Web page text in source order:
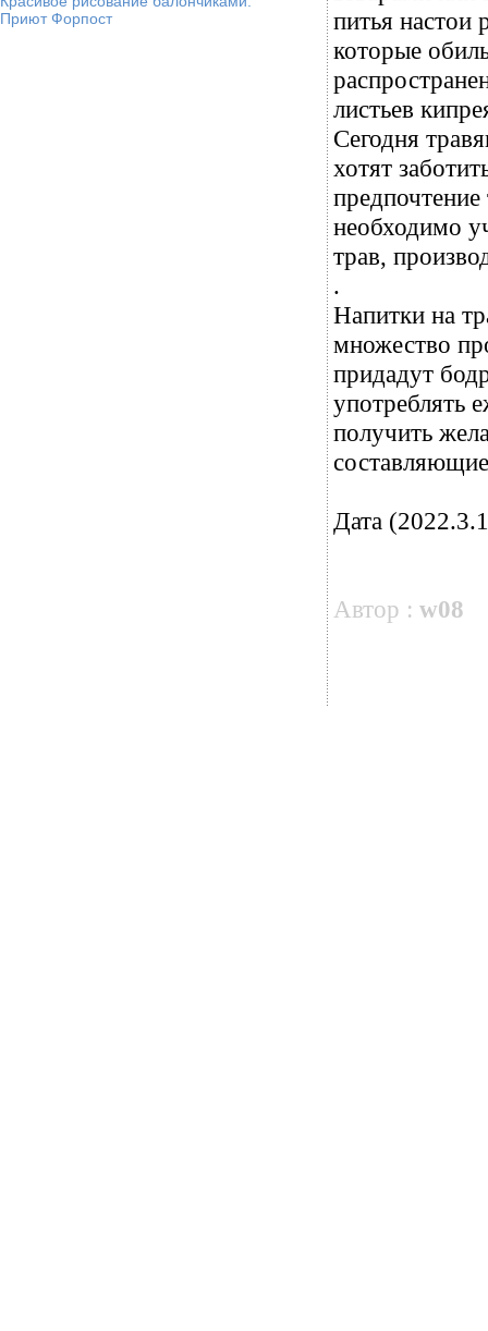
Приют Форпост
питья настои
которые
листьев
Сегодня
хотят
необходимо
трав,
.
Напитки на
множество
придадут
употреблять
получить
Дата
Автор : w08